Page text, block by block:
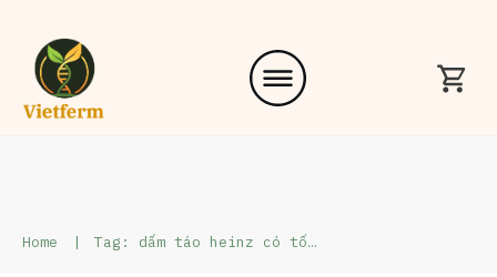
Home | Tag: dấm táo heinz có tốt không